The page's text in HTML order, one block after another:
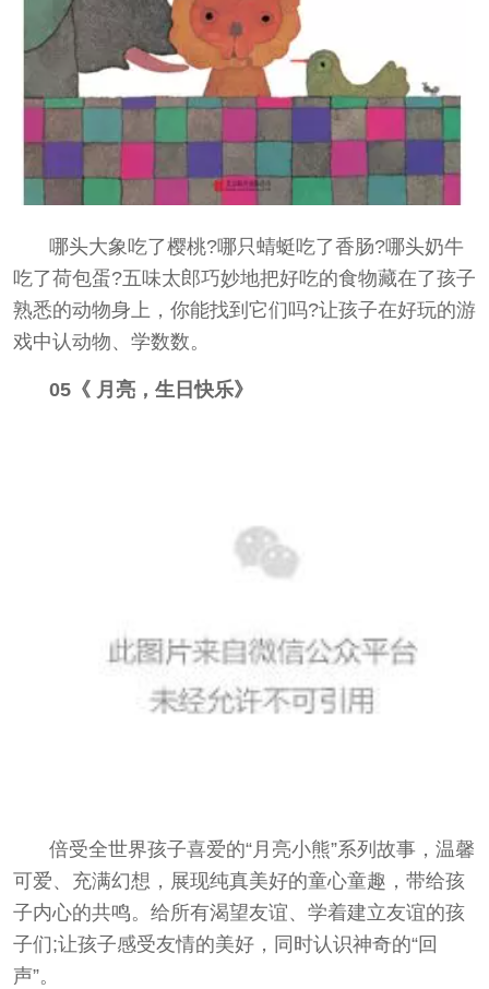
哪头大象吃了樱桃?哪只蜻蜓吃了香肠?哪头奶牛
吃了荷包蛋?五味太郎巧妙地把好吃的食物藏在了孩子
熟悉的动物身上，你能找到它们吗?让孩子在好玩的游
戏中认动物、学数数。
05《 月亮，生日快乐》
倍受全世界孩子喜爱的“月亮小熊”系列故事，温馨
可爱、充满幻想，展现纯真美好的童心童趣，带给孩
子内心的共鸣。给所有渴望友谊、学着建立友谊的孩
子们;让孩子感受友情的美好，同时认识神奇的“回
声”。